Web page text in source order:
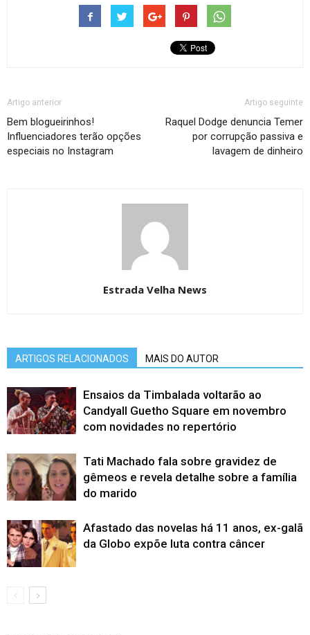
Artigo anterior
Bem blogueirinhos!
Influenciadores terão opções
especiais no Instagram
Artigo seguinte
Raquel Dodge denuncia Temer
por corrupção passiva e
lavagem de dinheiro
Estrada Velha News
ARTIGOS RELACIONADOS MAIS DO AUTOR
Ensaios da Timbalada voltarão ao
Candyall Guetho Square em novembro
com novidades no repertório
Tati Machado fala sobre gravidez de
gêmeos e revela detalhe sobre a família
do marido
Afastado das novelas há 11 anos, ex-galã
da Globo expõe luta contra câncer